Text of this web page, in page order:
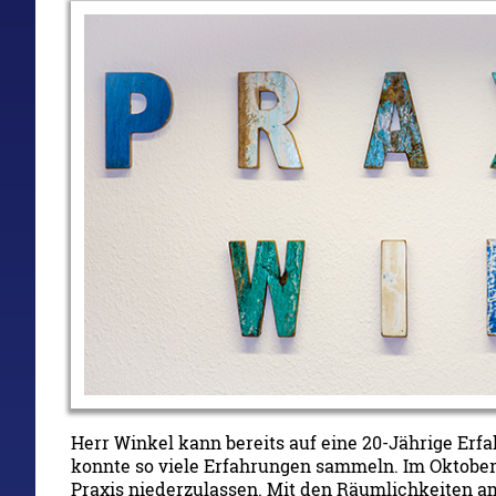
Herr Winkel kann bereits auf eine 20-Jährige
konnte so viele Erfahrungen sammeln. Im
Praxis niederzulassen. Mit den Räumlichkeiten